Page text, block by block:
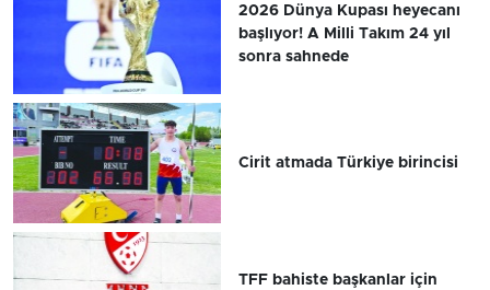
2026 Dünya Kupası heyecanı
başlıyor! A Milli Takım 24 yıl
sonra sahnede
Cirit atmada Türkiye birincisi
TFF bahiste başkanlar için